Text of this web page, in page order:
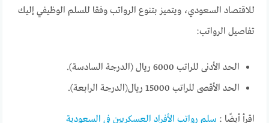
للاقتصاد السعودي، ويتميز بتنوع الرواتب وفقا للسلم الوظيفي إليك
تفاصيل الرواتب:
الحد الأدنى للراتب 6000 ريال (الدرجة السادسة).
الحد الأقصى للراتب 15000 ريال(الدرجة الرابعة).
اقرأ أيضًا : سلم رواتب الأفراد العسكريين في السعودية